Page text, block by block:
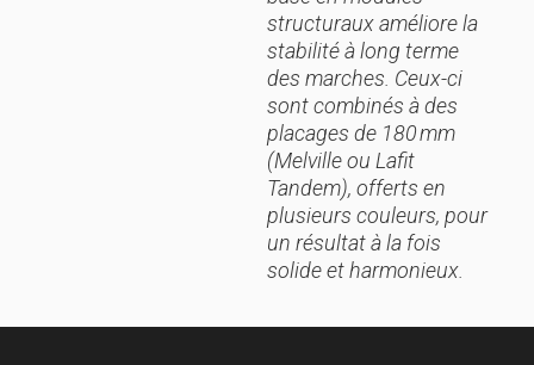
structuraux améliore la
stabilité à long terme
des marches. Ceux-ci
sont combinés à des
placages de 180 mm
(Melville ou Lafit
Tandem), offerts en
plusieurs couleurs, pour
un résultat à la fois
solide et harmonieux.